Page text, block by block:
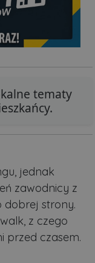
tematy
jednak
zawodnicy z
dobrej strony.
z czego
przed czasem.